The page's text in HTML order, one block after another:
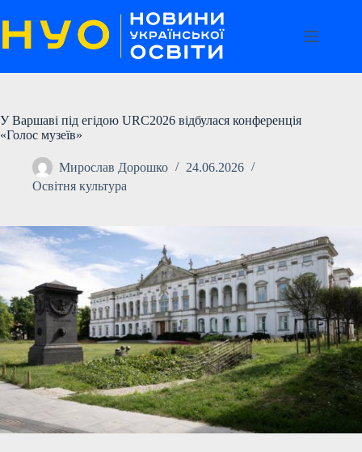
до
вмісту
У Варшаві під егідою URC2026 відбулася конференція
«Голос музеїв»
Мирослав Дорошко
24.06.2026
Освітня культура